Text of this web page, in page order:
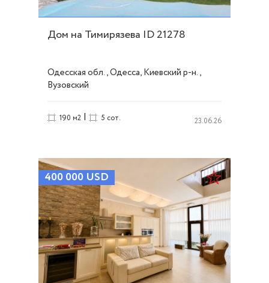
Дом на Тимирязева ID 21278
Одесская обл., Одесса, Киевский р-н.,
Вузовский
190 м2 | 5 сот. 23.06.26
400 000 USD